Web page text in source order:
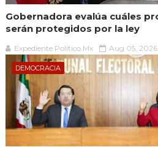
Gobernadora evalúa cuáles
serán protegidos por la ley
Expediente Político.Mx Aug 05, 2026
DEMOCRACIA